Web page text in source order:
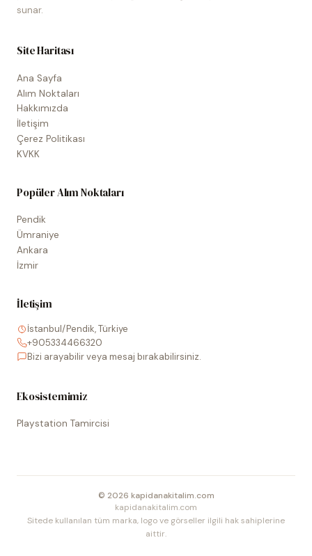
sunar.
Site Haritası
Ana Sayfa
Alım Noktaları
Hakkımızda
İletişim
Çerez Politikası
KVKK
Popüler Alım Noktaları
Pendik
Ümraniye
Ankara
İzmir
İletişim
İstanbul/Pendik, Türkiye
+905334466320
Bizi arayabilir veya mesaj bırakabilirsiniz.
Ekosistemimiz
Playstation Tamircisi
© 2026 kapidanakitalim.com
kapidanakitalim.com
Sitede kullanılan tüm marka, logo ve görseller ilgili hak sahiplerine
aittir.